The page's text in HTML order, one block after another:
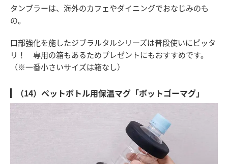
タンブラーは、海外のカフェやダイニングでおなじみのも
の。
口部強化を施したジブラルタルシリーズは普段使いにピッタ
リ！ 専用の箱もあるためプレゼントにもおすすめです。
（※一番小さいサイズは箱なし）
（14）ペットボトル用保温マグ「ボットゴーマグ」